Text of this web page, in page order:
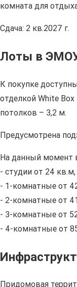
комната для
Сдача: 2 кв.2027 г.
Лоты в
К покупке
отделкой White
потолков – 3,2 м.
Предусмотрена
На данный момент
- студии от 24
- 1-комнатные от
- 2-комнатные от
- 3-комнатные от
- 4-комнатные от
Придомовая